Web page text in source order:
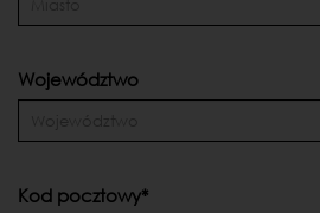
Województwo
Kod pocztowy*